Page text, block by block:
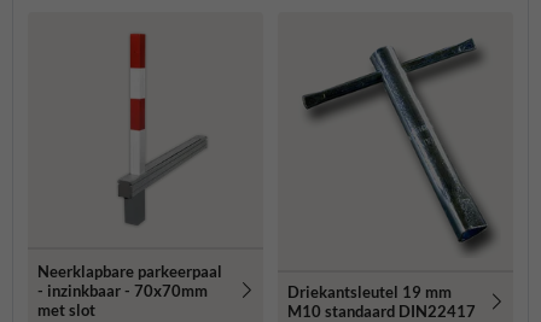
Neerklapbare parkeerpaal
- inzinkbaar - 70x70mm
met slot
Driekantsleutel 19 mm
M10 standaard DIN22417